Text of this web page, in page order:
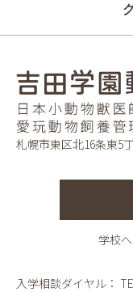
札幌市東区北16条東5
学校
入学相談ダイヤル：